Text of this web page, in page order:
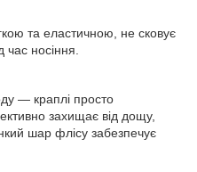
та еластичною, не сковує
час носіння.
— краплі просто
захищає від дощу,
шар флісу забезпечує